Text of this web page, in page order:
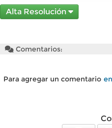
Alta Resolución
Comentarios:
Para agregar un comentario